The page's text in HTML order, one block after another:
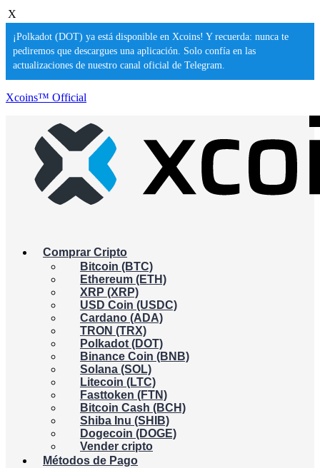
X
¡Polkadot (DOT) ya está disponible en Xcoins! Y recuerda: nunca te
pediremos que descargues una aplicación. Solo confía en las
actualizaciones de nuestro canal oficial de Telegram.
Xcoins™ Official
Comprar Cripto
Bitcoin (BTC)
Ethereum (ETH)
XRP (XRP)
USD Coin (USDC)
Cardano (ADA)
TRON (TRX)
Polkadot (DOT)
Binance Coin (BNB)
Solana (SOL)
Litecoin (LTC)
Fasttoken (FTN)
Bitcoin Cash (BCH)
Shiba Inu (SHIB)
Dogecoin (DOGE)
Vender cripto
Métodos de Pago